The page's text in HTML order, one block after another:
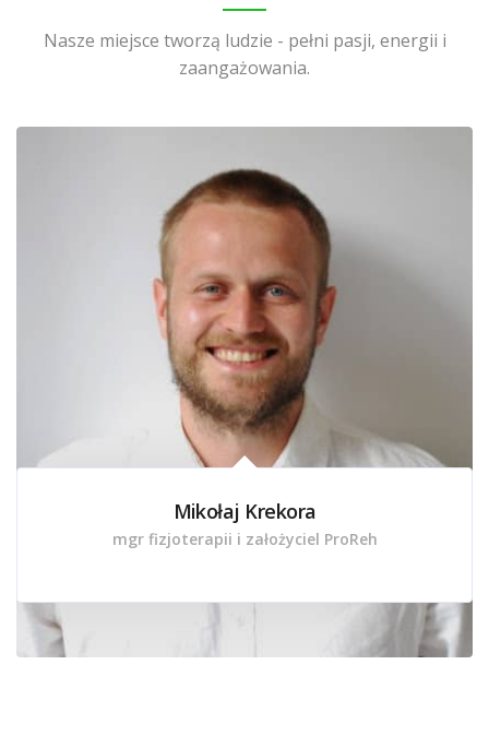
Nasze miejsce tworzą ludzie - pełni pasji, energii i
zaangażowania.
Mikołaj Krekora
mgr fizjoterapii i założyciel ProReh